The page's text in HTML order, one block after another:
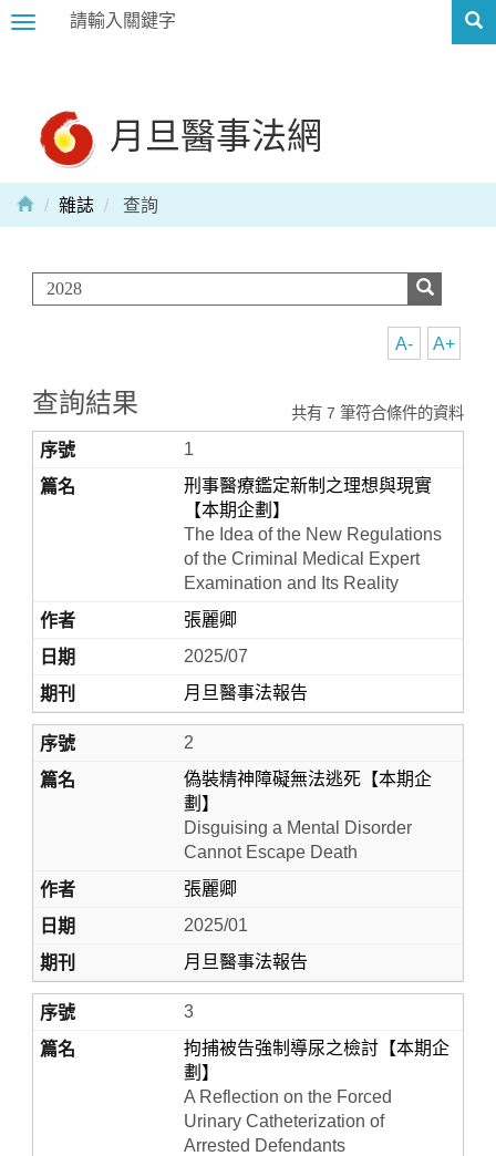
Toggle
月旦醫事法網
Home
雜誌 查詢
A+
A-
查詢結果 共有 7 筆符合條件的資料
1
刑事醫療鑑定新制之理想與現實
【本期企劃】
The Idea of the New Regulations
of the Criminal Medical Expert
Examination and Its Reality
張麗卿
2025/07
月旦醫事法報告
2
偽裝精神障礙無法逃死【本期企
劃】
Disguising a Mental Disorder
Cannot Escape Death
張麗卿
2025/01
月旦醫事法報告
3
拘捕被告強制導尿之檢討【本期企
劃】
A Reflection on the Forced
Urinary Catheterization of
Arrested Defendants